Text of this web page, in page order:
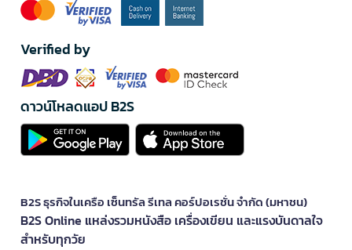
Verified by
ดาวน์โหลดแอป B2S
B2S ธุรกิจในเครือ เซ็นทรัล รีเทล คอร์ปอเรชั่น จำกัด (มหาชน)
B2S Online แหล่งรวมหนังสือ เครื่องเขียน และแรงบันดาลใจ
สำหรับทุกวัย